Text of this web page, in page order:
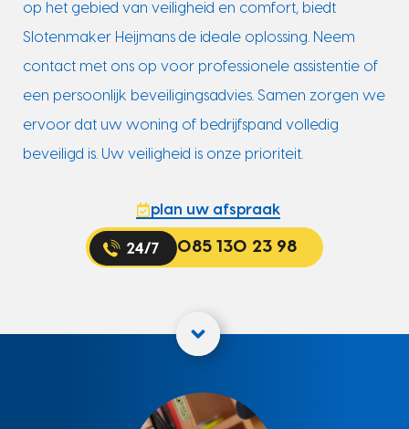
op het gebied van veiligheid en comfort, biedt
Slotenmaker Heijmans de ideale oplossing. Neem
contact met ons op voor professionele assistentie of
een persoonlijk beveiligingsadvies. Samen zorgen we
ervoor dat uw woning of bedrijfspand volledig
beveiligd is. Uw veiligheid is onze prioriteit.
plan uw afspraak
085 130 23 98